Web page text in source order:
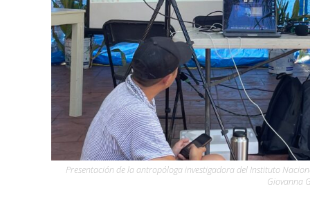
Presentación de la antropóloga investigadora del Instituto
Giovanna